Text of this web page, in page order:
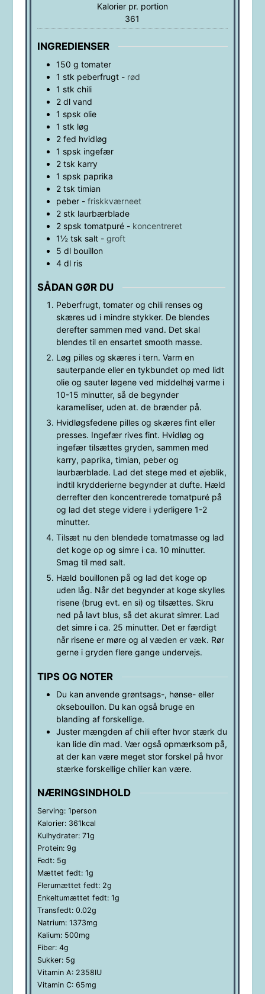
Kalorier pr. portion
361
INGREDIENSER
150 g tomater
1 stk peberfrugt- rød
1 stk chili
2 dl vand
1 spsk olie
1 stk løg
2 fed hvidløg
1 spsk ingefær
2 tsk karry
1 spsk paprika
2 tsk timian
peber- friskkværneet
2 stk laurbærblade
2 spsk tomatpuré- koncentreret
1½ tsk salt- groft
5 dl bouillon
4 dl ris
SÅDAN GØR DU
Peberfrugt, tomater og chili renses og
skæres ud i mindre stykker. De blendes
derefter sammen med vand. Det skal
blendes til en ensartet smooth masse.
Løg pilles og skæres i tern. Varm en
sauterpande eller en tykbundet op med lidt
olie og sauter løgene ved middelhøj varme i
10-15 minutter, så de begynder
karamelliser, uden at. de brænder på.
Hvidløgsfedene pilles og skæres fint eller
presses. Ingefær rives fint. Hvidløg og
ingefær tilsættes gryden, sammen med
karry, paprika, timian, peber og
laurbærblade. Lad det stege med et øjeblik,
indtil krydderierne begynder at dufte. Hæld
derrefter den koncentrerede tomatpuré på
og lad det stege videre i yderligere 1-2
minutter.
Tilsæt nu den blendede tomatmasse og lad
det koge op og simre i ca. 10 minutter.
Smag til med salt.
Hæld bouillonen på og lad det koge op
uden låg. Når det begynder at koge skylles
risene (brug evt. en si) og tilsættes. Skru
ned på lavt blus, så det akurat simrer. Lad
det simre i ca. 25 minutter. Det er færdigt
når risene er møre og al væden er væk. Rør
gerne i gryden flere gange undervejs.
TIPS OG NOTER
Du kan anvende grøntsags-, hønse- eller
oksebouillon. Du kan også bruge en
blanding af forskellige.
Juster mængden af chili efter hvor stærk du
kan lide din mad. Vær også opmærksom på,
at der kan være meget stor forskel på hvor
stærke forskellige chilier kan være.
NÆRINGSINDHOLD
Serving: 1person
Kalorier: 361kcal
Kulhydrater: 71g
Protein: 9g
Fedt: 5g
Mættet fedt: 1g
Flerumættet fedt: 2g
Enkeltumættet fedt: 1g
Transfedt: 0.02g
Natrium: 1373mg
Kalium: 500mg
Fiber: 4g
Sukker: 5g
Vitamin A: 2358IU
Vitamin C: 65mg